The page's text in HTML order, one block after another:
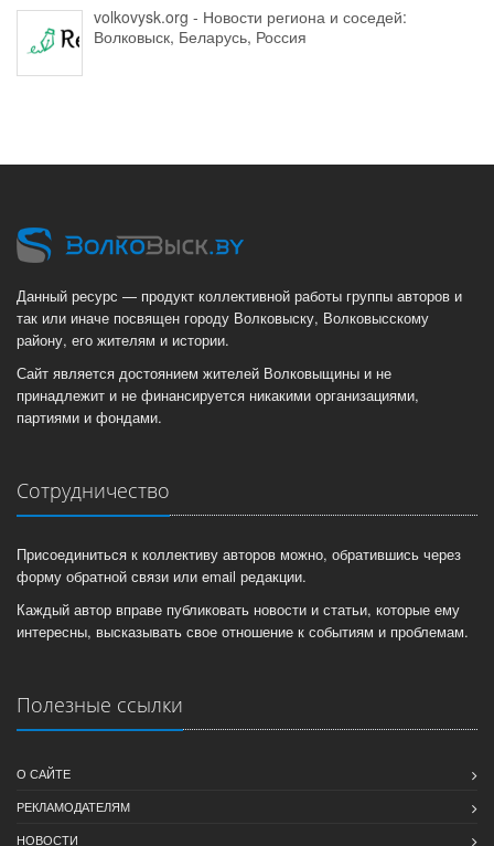
volkovysk.org - Новости региона и соседей:
Волковыск, Беларусь, Россия
Данный ресурс — продукт коллективной работы группы авторов и
так или иначе посвящен городу Волковыску, Волковысскому
району, его жителям и истории.
Сайт является достоянием жителей Волковыщины и не
принадлежит и не финансируется никакими организациями,
партиями и фондами.
Сотрудничество
Присоединиться к коллективу авторов можно, обратившись через
форму обратной связи или email редакции.
Каждый автор вправе публиковать новости и статьи, которые ему
интересны, высказывать свое отношение к событиям и проблемам.
Полезные ссылки
О САЙТЕ
РЕКЛАМОДАТЕЛЯМ
НОВОСТИ